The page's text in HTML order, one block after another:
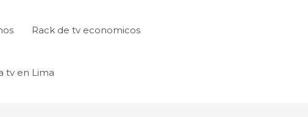
Rack de tv economicos
tv en Lima